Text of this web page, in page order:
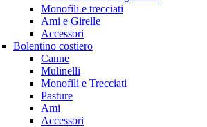
Monofili e trecciati
Ami e Girelle
Accessori
Bolentino costiero
Canne
Mulinelli
Monofili e Trecciati
Pasture
Ami
Accessori